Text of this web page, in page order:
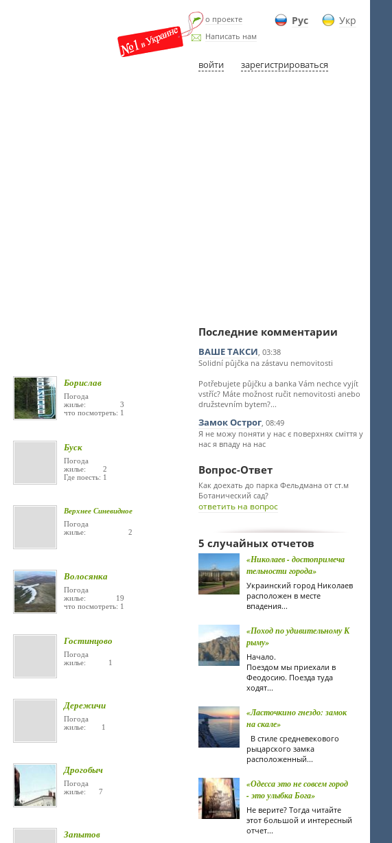
Рус Укр
о проекте
Написать нам
войти зарегистрироваться
Борислав
Погода
жилье: 3
что посмотреть: 1
Буск
Погода
жилье: 2
Где поесть: 1
Верхнее Синевидное
Погода
жилье: 2
Волосянка
Погода
жилье: 19
что посмотреть: 1
Гостинцово
Погода
жилье: 1
Дережичи
Погода
жилье: 1
Дрогобыч
Погода
жилье: 7
Запытов
Последние комментарии
ВАШЕ ТАКСИ, 03:38
Solidní půjčka na zástavu nemovitosti
Potřebujete půjčku a banka Vám nechce vyjít
vstříc? Máte možnost ručit nemovitosti anebo
družstevním bytem?...
Замок Острог, 08:49
Я не можу поняти у нас є поверхнях сміття у
нас я впаду на нас
Вопрос-Ответ
Как доехать до парка Фельдмана от ст.м
Ботанический сад?
ответить на вопрос
5 случайных отчетов
«Николаев - достопримеча
тельности города»
Украинский город Николаев
расположен в месте
впадения...
«Поход по удивительному К
рыму»
Начало.
Поездом мы приехали в
Феодосию. Поезда туда
ходят...
«Ласточкино гнездо: замок
на скале»
В стиле средневекового
рыцарского замка
расположенный...
«Одесса это не совсем город
- это улыбка Бога»
Не верите? Тогда читайте
этот большой и интересный
отчет...